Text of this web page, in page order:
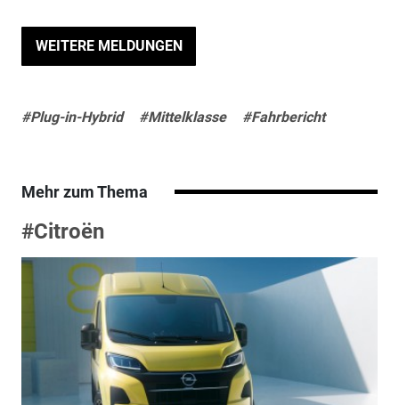
WEITERE MELDUNGEN
#Plug-in-Hybrid #Mittelklasse #Fahrbericht
Mehr zum Thema
#Citroën